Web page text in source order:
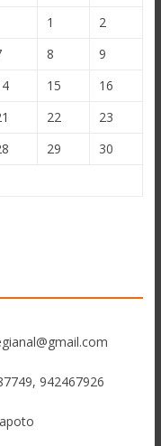
1
2
8
9
15
16
22
23
29
30
942467926